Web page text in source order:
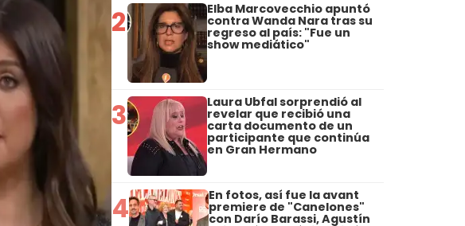
2 Elba Marcovecchio apuntó
contra Wanda Nara tras su
regreso al país: "Fue un
show mediático"
3 Laura Ubfal sorprendió al
revelar que recibió una
carta documento de un
participante que continúa
en Gran Hermano
4 En fotos, así fue la avant
premiere de "Canelones"
con Darío Barassi, Agustín